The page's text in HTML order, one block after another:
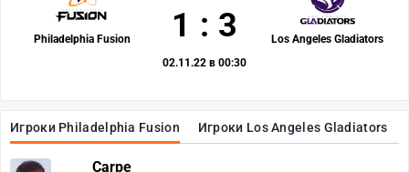
Игроки Philadelphia Fusion Игроки Los Angeles Gladiators
Carpe
Philadelphia Fusion Los Angeles Gladiators
1 : 3
02.11.22 в 00:30